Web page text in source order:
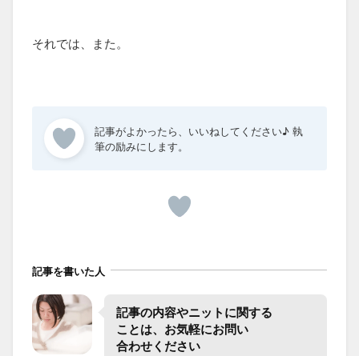
それでは、また。
記事を書いた人
記事の​内容や​ニットに​関する​
ことは、​お気軽に​お問い​
合わせください